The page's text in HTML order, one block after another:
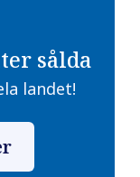
sålda
landet!